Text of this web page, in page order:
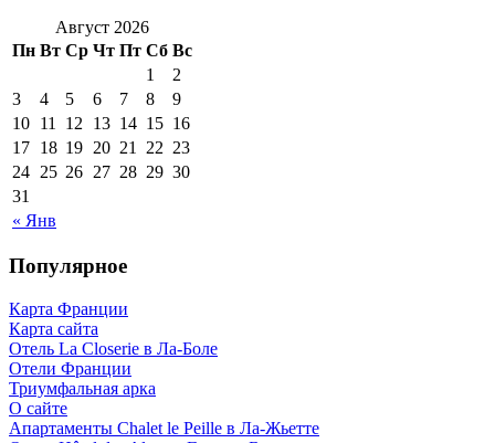
Август 2026
Пн Вт Ср Чт Пт Сб Вс
« Янв
1
2
3
4 5 6 7 8
9
10 11 12 13 14 15 16
17 18 19 20 21 22 23
24 25 26 27 28 29 30
31
Популярное
Карта Франции
Карта сайта
Отель La Closerie в Ла-Боле
Отели Франции
Триумфальная арка
О сайте
Апартаменты Chalet le Peille в Ла-Жьетте